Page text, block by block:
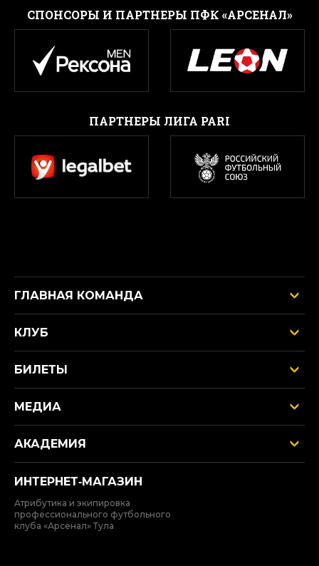
CПОНСОРЫ И ПАРТНЕРЫ ПФК «АРСЕНАЛ»
ПАРТНЕРЫ ЛИГА PARI
ГЛАВНАЯ КОМАНДА
КЛУБ
БИЛЕТЫ
МЕДИА
АКАДЕМИЯ
ИНТЕРНЕТ‑МАГАЗИН
Атрибутика и экипировка
профессионального футбольного
клуба «Арсенал» Тула